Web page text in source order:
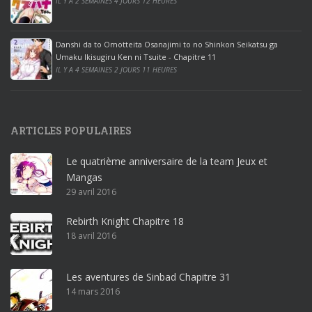
i
c
e
2
0
1
r
o
ff
i
c
e
3
r
Danshi da to Omotteita Osanajimi to no Shinkon Seikatsu ga
Umaku Ikisugiru Ken ni Tsuite - Chapitre 11
IL Y A 4 SEMAINES 2 JOURS 11 HEURES
ARTICLES POPULAIRES
Le quatrième anniversaire de la team Jeux et
Mangas
29 avril 2016
Rebirth Knight Chapitre 18
18 avril 2016
Les aventures de Sinbad Chapitre 31
14 mars 2016